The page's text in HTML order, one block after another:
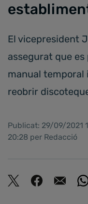
El vicepresident
assegurat que
manual temporal
reobrir
Publicat: 29/09/2021
20:28 per Redacció